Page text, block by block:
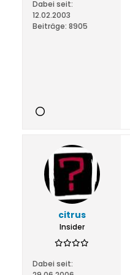
Dabei seit:
12.02.2003
Beiträge: 8905
citrus
Insider
Dabei seit: